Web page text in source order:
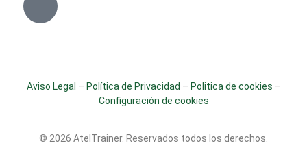
Aviso Legal – Política de Privacidad – Politica de cookies –
Configuración de cookies
© 2026 AtelTrainer. Reservados todos los derechos.